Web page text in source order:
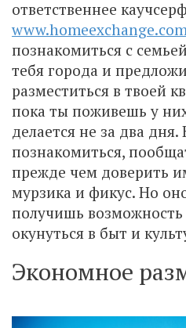
ответственнее
познакомиться с
тебя города и
разместиться в твоей
пока ты поживешь у
делается не за два
познакомиться,
прежде чем доверить
мурзика и фикус. Но
получишь
окунуться в быт и
Экономное